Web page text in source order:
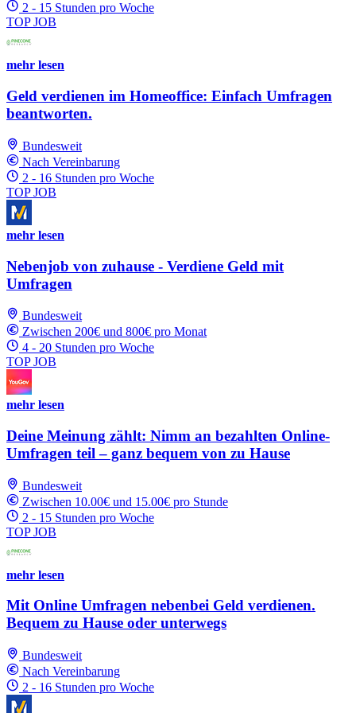
2 - 15 Stunden pro Woche
TOP JOB
mehr lesen
Geld verdienen im Homeoffice: Einfach Umfragen
beantworten.
Bundesweit
Nach Vereinbarung
2 - 16 Stunden pro Woche
TOP JOB
mehr lesen
Nebenjob von zuhause - Verdiene Geld mit
Umfragen
Bundesweit
Zwischen 200€ und 800€ pro Monat
4 - 20 Stunden pro Woche
TOP JOB
mehr lesen
Deine Meinung zählt: Nimm an bezahlten Online-
Umfragen teil – ganz bequem von zu Hause
Bundesweit
Zwischen 10.00€ und 15.00€ pro Stunde
2 - 15 Stunden pro Woche
TOP JOB
mehr lesen
Mit Online Umfragen nebenbei Geld verdienen.
Bequem zu Hause oder unterwegs
Bundesweit
Nach Vereinbarung
2 - 16 Stunden pro Woche